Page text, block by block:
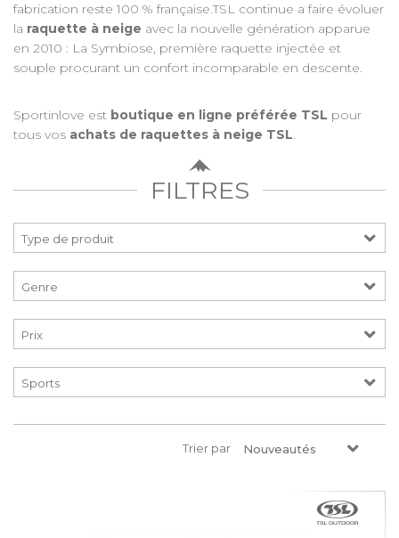
fabrication reste 100 % française.TSL continue a faire évoluer
la raquette à neige avec la nouvelle génération apparue
en 2010 : La Symbiose, première raquette injectée et
souple procurant un confort incomparable en descente.
Sportinlove est boutique en ligne préférée TSL pour
tous vos achats de raquettes à neige TSL
FILTRES
Prix
Trier par Nouveautés